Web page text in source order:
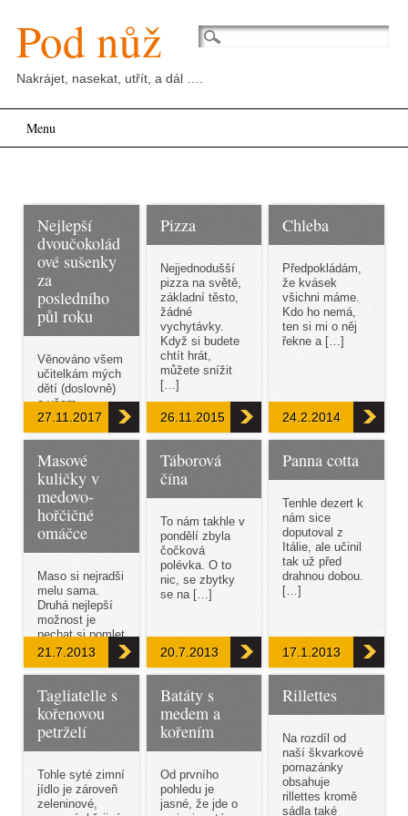
Pod nůž
Nakrájet, nasekat, utřít, a dál ….
Main menu
Menu
Nejlepší
dvoučokolád
ové sušenky
za
posledního
půl roku
Věnováno všem
učitelkám mých
dětí (doslovně)
a všem
učitelkám a
učitelům vůbec
Značka:
čokolády […]
27.11.2017
Pizza
Nejjednodušší
pizza na světě,
základní těsto,
žádné
vychytávky.
Když si budete
chtít hrát,
můžete snížit
[…]
26.11.2015
Chleba
Předpokládám,
že kvásek
všichni máme.
Kdo ho nemá,
ten si mi o něj
řekne a […]
24.2.2014
Masové
kuličky v
medovo-
hořčičné
omáčce
Maso si nejradši
melu sama.
Druhá nejlepší
možnost je
nechat si pomlet
maso u řezníka.
21.7.2013
Táborová
čína
To nám takhle v
pondělí zbyla
čočková
polévka. O to
nic, se zbytky
se na […]
20.7.2013
Panna cotta
Tenhle dezert k
nám sice
doputoval z
Itálie, ale učinil
tak už před
drahnou dobou.
[…]
17.1.2013
Tagliatelle s
kořenovou
petrželí
Tohle syté zimní
jídlo je zároveň
zeleninové,
Batáty s
medem a
kořením
Od prvního
pohledu je
jasné, že jde o
Rillettes
Na rozdíl od
naší škvarkové
pomazánky
obsahuje
rillettes kromě
sádla také